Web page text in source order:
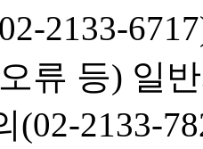
2133-
류 등) 일
(02-2133-